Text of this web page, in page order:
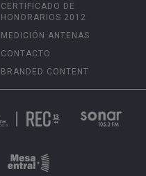
CERTIFICADO DE
HONORARIOS 2012
MEDICIÓN ANTENAS
CONTACTO
BRANDED CONTENT